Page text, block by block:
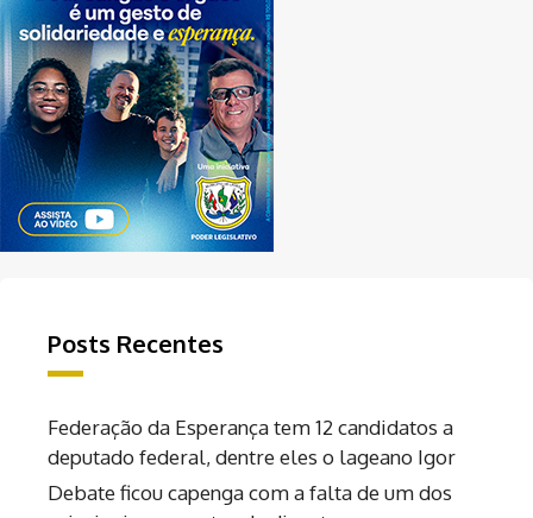
Posts Recentes
Federação da Esperança tem 12 candidatos a
deputado federal, dentre eles o lageano Igor
Debate ficou capenga com a falta de um dos